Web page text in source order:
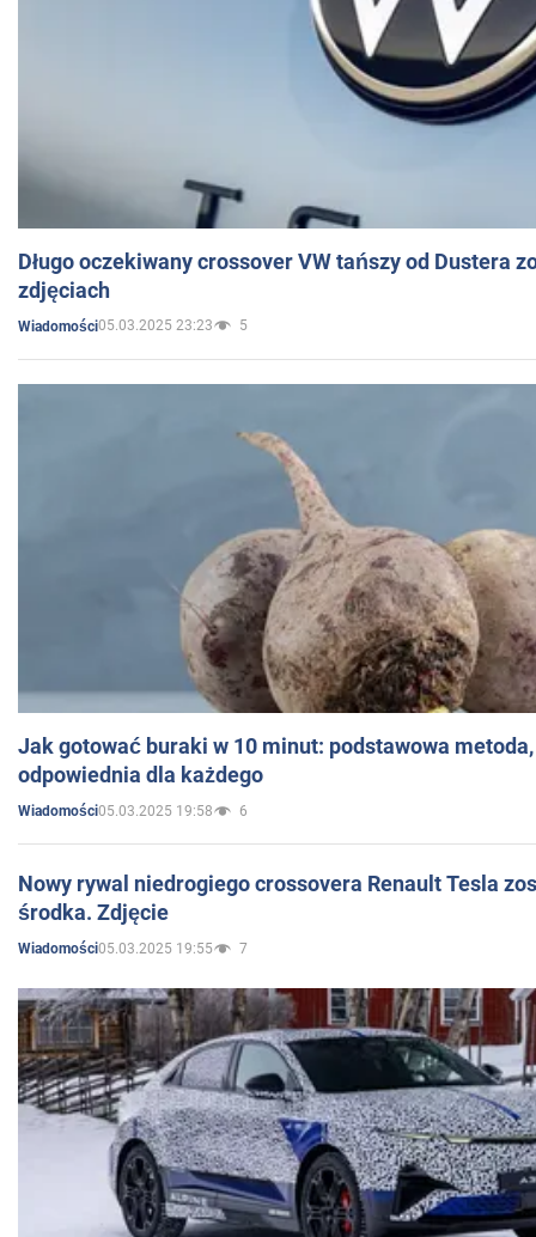
Długo oczekiwany crossover VW tańszy od Dustera
zdjęciach
Wiadomości05.03.2025 23:23 5
Jak gotować buraki w 10 minut: podstawowa
odpowiednia dla każdego
Wiadomości05.03.2025 19:58 6
Nowy rywal niedrogiego crossovera Renault Tesla
środka. Zdjęcie
Wiadomości05.03.2025 19:55 7